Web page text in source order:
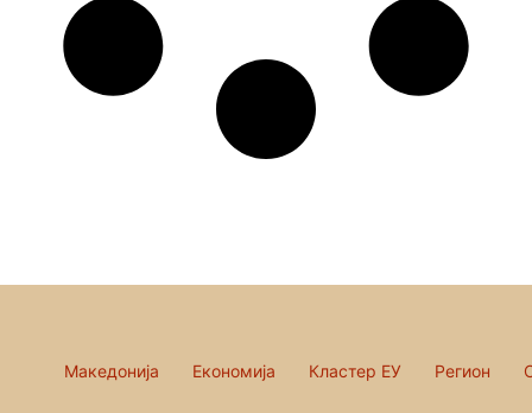
Македонија Економија Кластер ЕУ Регион